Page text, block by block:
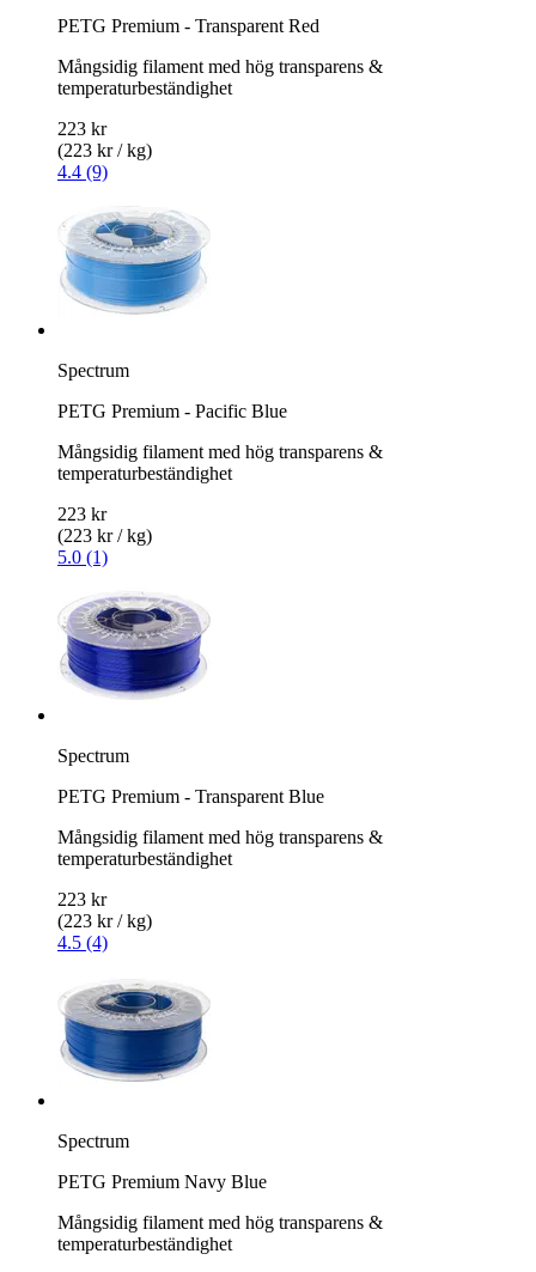
PETG Premium - Transparent Red
Mångsidig filament med hög transparens &
temperaturbeständighet
223 kr
(223 kr / kg)
4.4 (9)
Spectrum
PETG Premium - Pacific Blue
Mångsidig filament med hög transparens &
temperaturbeständighet
223 kr
(223 kr / kg)
5.0 (1)
Spectrum
PETG Premium - Transparent Blue
Mångsidig filament med hög transparens &
temperaturbeständighet
223 kr
(223 kr / kg)
4.5 (4)
Spectrum
PETG Premium Navy Blue
Mångsidig filament med hög transparens &
temperaturbeständighet